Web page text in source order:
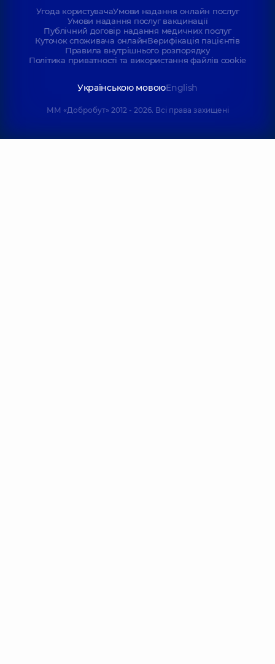
Угода користувачаУмови надання онлайн послуг
Умови надання послуг вакцинації
Публічний договір надання медичних послуг
Куточок споживача онлайнВерифікація пацієнтів
Правила внутрішнього розпорядку
Політика приватності та використання файлів cookie
Українською мовоюEnglish
ММ «Добробут» 2012 - 2026. Всі права захищені